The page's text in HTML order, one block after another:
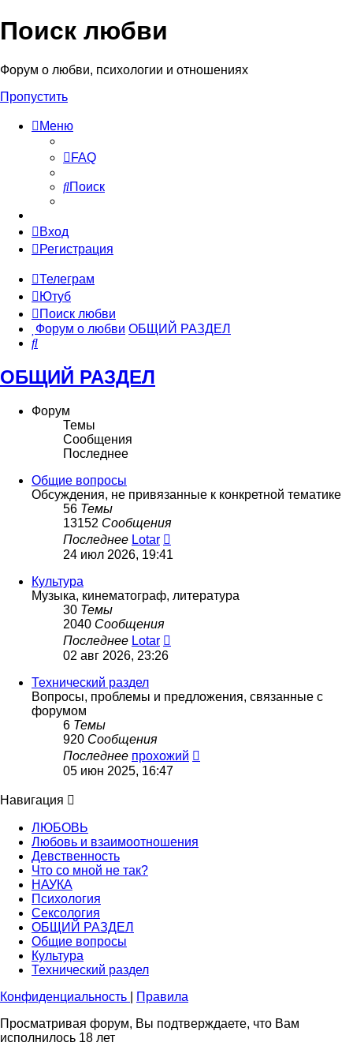
Поиск любви
Форум о любви, психологии и отношениях
Пропустить
Меню
FAQ
Поиск
Вход
Регистрация
Телеграм
Ютуб
Поиск любви
Форум о любви ОБЩИЙ РАЗДЕЛ
Поиск
ОБЩИЙ РАЗДЕЛ
Форум
Темы
Сообщения
Последнее
Общие вопросы
Обсуждения, не привязанные к конкретной тематике
56 Темы
13152 Сообщения
Последнее Lotar
к
24 июл 2026, 19:41
Культура
Музыка, кинематограф, литература
30 Темы
2040 Сообщения
Последнее Lotar
02 авг 2026, 23:26
Технический раздел
Вопросы, проблемы и предложения, связанные с
форумом
6 Темы
920 Сообщения
Последнее прохожий
05 июн 2025, 16:47
Навигация
ЛЮБОВЬ
Любовь и взаимоотношения
Девственность
Что со мной не так?
НАУКА
Психология
Сексология
ОБЩИЙ РАЗДЕЛ
Общие вопросы
Культура
Технический раздел
Конфиденциальность
Правила
Просматривая форум, Вы подтверждаете, что Вам
исполнилось 18 лет